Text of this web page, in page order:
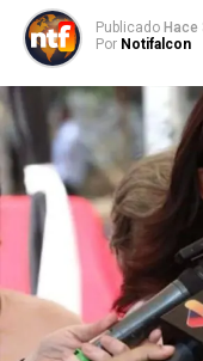
Publicado
Por Notifalcon